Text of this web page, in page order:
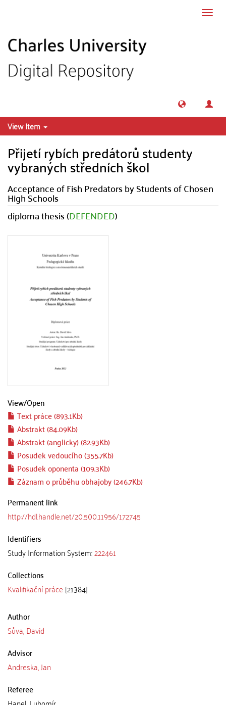
View Item
Přijetí rybích predátorů studenty
vybraných středních škol
Acceptance of Fish Predators by Students of Chosen
High Schools
diploma thesis (DEFENDED)
View/Open
Text práce (893.1Kb)
Abstrakt (84.09Kb)
Abstrakt (anglicky) (82.93Kb)
Posudek vedoucího (355.7Kb)
Posudek oponenta (109.3Kb)
Záznam o průběhu obhajoby (246.7Kb)
Permanent link
http://hdl.handle.net/20.500.11956/172745
Identifiers
Study Information System:222461
Collections
Kvalifikační práce [21384]
Author
Sůva, David
Advisor
Andreska, Jan
Referee